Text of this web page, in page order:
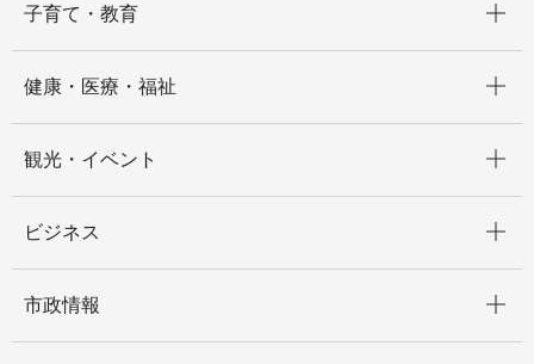
子育て・教育
健康・医療・福祉
観光・イベント
ビジネス
市政情報